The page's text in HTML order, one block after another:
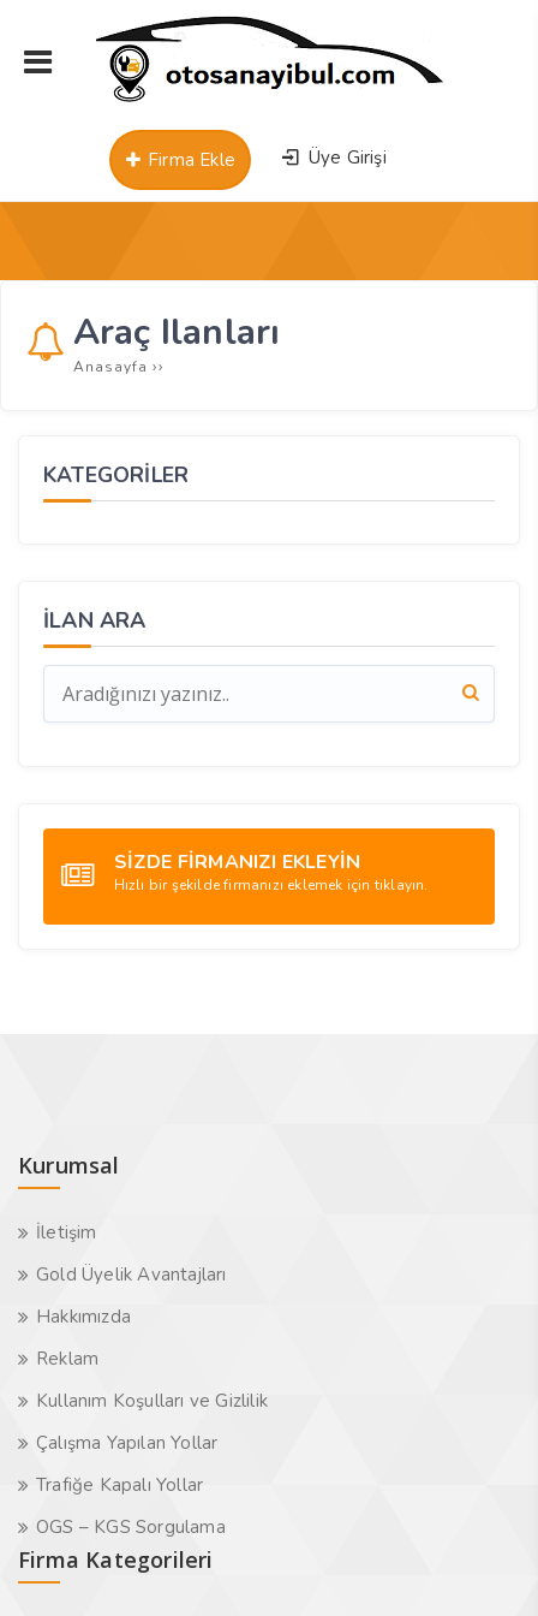
Üye Girişi
Firma Ekle
Araç Ilanları
Anasayfa ››
KATEGORİLER
İLAN ARA
SİZDE FİRMANIZI EKLEYİN
Hızlı bir şekilde firmanızı eklemek için tıklayın.
Kurumsal
İletişim
Gold Üyelik Avantajları
Hakkımızda
Reklam
Kullanım Koşulları ve Gizlilik
Çalışma Yapılan Yollar
Trafiğe Kapalı Yollar
OGS – KGS Sorgulama
Firma Kategorileri